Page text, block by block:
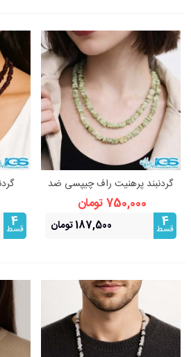
گردنبند پرهنیت راف چیپسی ضد
کابوس
750,000 تومان
4
قسط 187,500 تومان
4
قسط